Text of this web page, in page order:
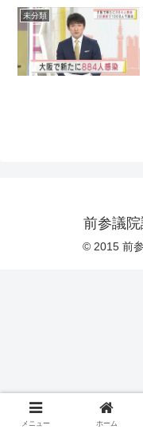
未分類
前参議
© 2015 前
メニュー ホーム